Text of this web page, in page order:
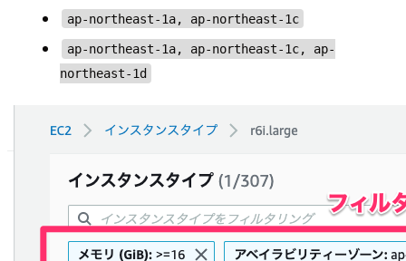
ap-northeast-1a, ap-northeast-1c
ap-northeast-1a, ap-northeast-1c, ap-
northeast-1d